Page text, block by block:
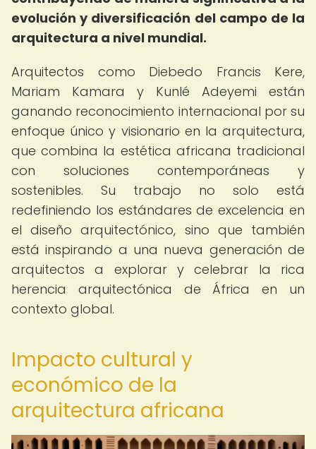
evolución y diversificación del campo de la
arquitectura a nivel mundial.
Arquitectos como Diebedo Francis Kere,
Mariam Kamara y Kunlé Adeyemi están
ganando reconocimiento internacional por su
enfoque único y visionario en la arquitectura,
que combina la estética africana tradicional
con soluciones contemporáneas y
sostenibles. Su trabajo no solo está
redefiniendo los estándares de excelencia en
el diseño arquitectónico, sino que también
está inspirando a una nueva generación de
arquitectos a explorar y celebrar la rica
herencia arquitectónica de África en un
contexto global.
Impacto cultural y
económico de la
arquitectura africana